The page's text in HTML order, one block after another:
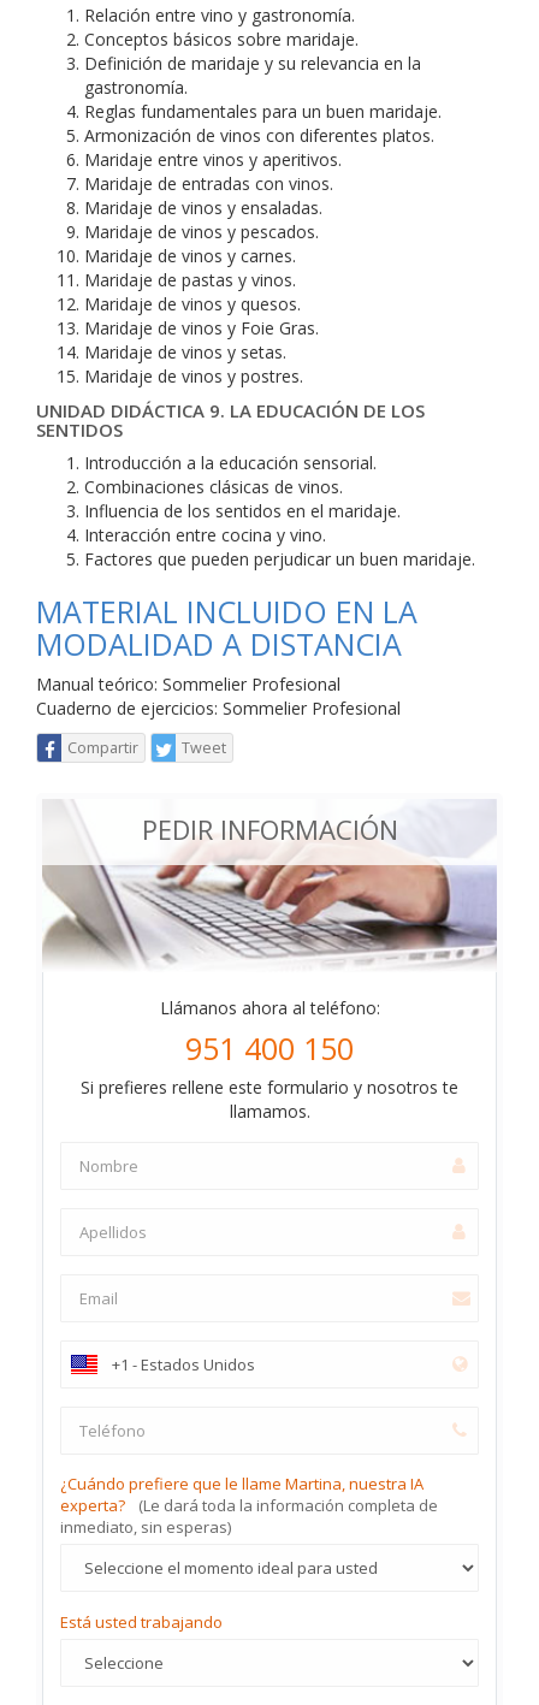
Relación entre vino y gastronomía.
Conceptos básicos sobre maridaje.
Definición de maridaje y su relevancia en la
gastronomía.
Reglas fundamentales para un buen maridaje.
Armonización de vinos con diferentes platos.
Maridaje entre vinos y aperitivos.
Maridaje de entradas con vinos.
Maridaje de vinos y ensaladas.
Maridaje de vinos y pescados.
Maridaje de vinos y carnes.
Maridaje de pastas y vinos.
Maridaje de vinos y quesos.
Maridaje de vinos y Foie Gras.
Maridaje de vinos y setas.
Maridaje de vinos y postres.
UNIDAD DIDÁCTICA 9. LA EDUCACIÓN DE LOS
SENTIDOS
Introducción a la educación sensorial.
Combinaciones clásicas de vinos.
Influencia de los sentidos en el maridaje.
Interacción entre cocina y vino.
Factores que pueden perjudicar un buen maridaje.
MATERIAL INCLUIDO EN LA
MODALIDAD A DISTANCIA
Manual teórico: Sommelier Profesional
Cuaderno de ejercicios: Sommelier Profesional
Compartir Tweet
PEDIR INFORMACIÓN
Llámanos ahora al teléfono:
951 400 150
Si prefieres rellene este formulario y nosotros te
llamamos.
¿Cuándo prefiere que le llame Martina, nuestra IA
experta?
(Le dará toda la información completa de
inmediato, sin esperas)
Está usted trabajando